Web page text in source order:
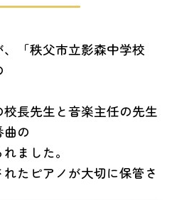
「秩父市立影森中学校
長先生と音楽主任の先生
の
ました。
たピアノが大切に保管さ